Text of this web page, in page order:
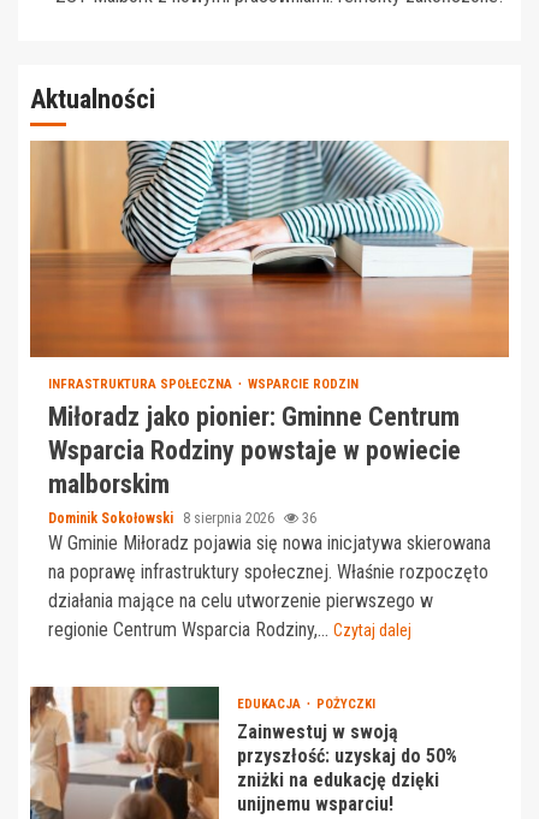
Aktualności
INFRASTRUKTURA SPOŁECZNA WSPARCIE RODZIN
Miłoradz jako pionier: Gminne Centrum
Wsparcia Rodziny powstaje w powiecie
malborskim
Dominik Sokołowski 8 sierpnia 2026 36
W Gminie Miłoradz pojawia się nowa inicjatywa skierowana
na poprawę infrastruktury społecznej. Właśnie rozpoczęto
działania mające na celu utworzenie pierwszego w
regionie Centrum Wsparcia Rodziny,... Czytaj dalej
EDUKACJA POŻYCZKI
Zainwestuj w swoją
przyszłość: uzyskaj do 50%
zniżki na edukację dzięki
unijnemu wsparciu!